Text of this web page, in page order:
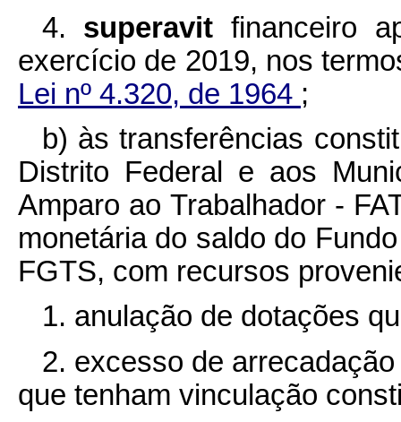
4. superavit financeiro
exercício de 2019, nos
Lei nº 4.320, de 1964 ;
b) às transferências
Distrito Federal e aos
Amparo ao Trabalhador -
monetária do saldo do
FGTS, com recursos
1. anulação de dotações
2. excesso de
que tenham vinculação